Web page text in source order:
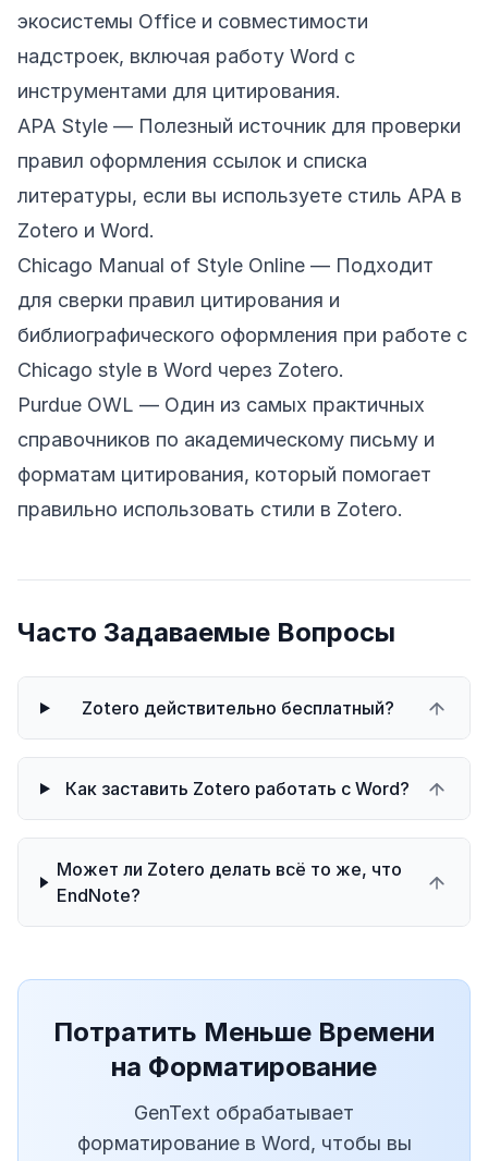
экосистемы Office и совместимости
надстроек, включая работу Word с
инструментами для цитирования.
APA Style — Полезный источник для проверки
правил оформления ссылок и списка
литературы, если вы используете стиль APA в
Zotero и Word.
Chicago Manual of Style Online — Подходит
для сверки правил цитирования и
библиографического оформления при работе с
Chicago style в Word через Zotero.
Purdue OWL — Один из самых практичных
справочников по академическому письму и
форматам цитирования, который помогает
правильно использовать стили в Zotero.
Часто Задаваемые Вопросы
Zotero действительно бесплатный?
Как заставить Zotero работать с Word?
Может ли Zotero делать всё то же, что
EndNote?
Потратить Меньше Времени
на Форматирование
GenText обрабатывает
форматирование в Word, чтобы вы